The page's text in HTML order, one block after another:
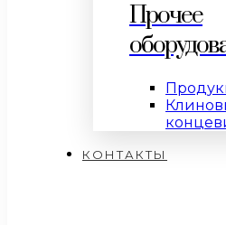
Прочее
КОНТАКТЫ